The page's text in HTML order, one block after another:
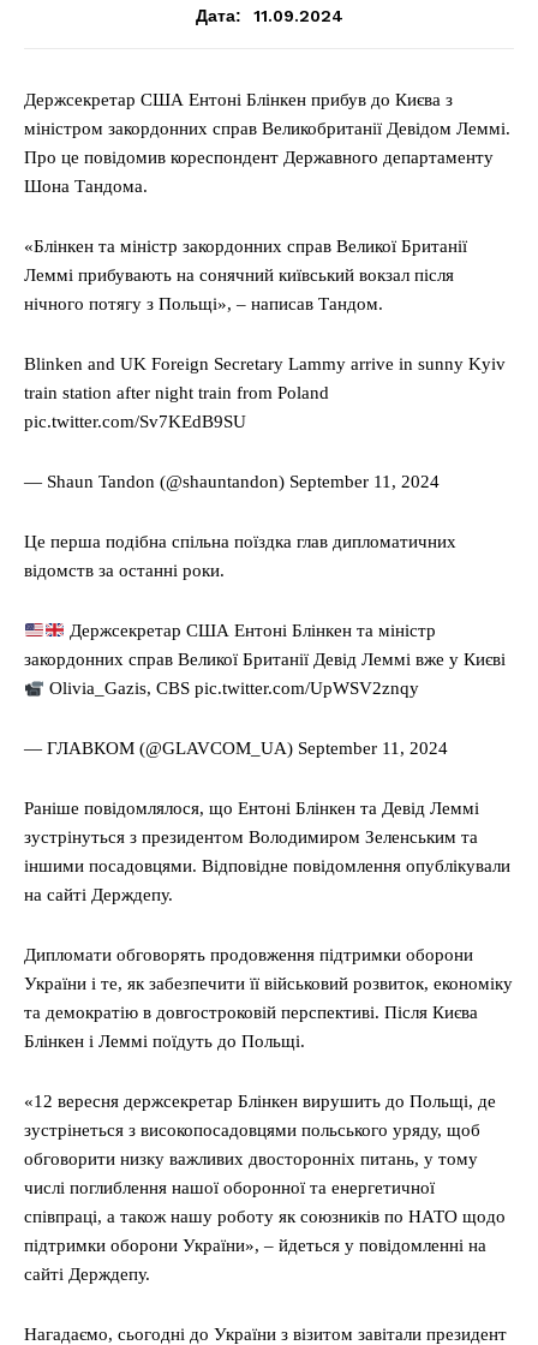
Дата: 11.09.2024
Держсекретар США Ентоні Блінкен прибув до Києва з
міністром закордонних справ Великобританії Девідом Леммі.
Про це повідомив кореспондент Державного департаменту
Шона Тандома.
«Блінкен та міністр закордонних справ Великої Британії
Леммі прибувають на сонячний київський вокзал після
нічного потягу з Польщі», – написав Тандом.
Blinken and UK Foreign Secretary Lammy arrive in sunny Kyiv
train station after night train from Poland
pic.twitter.com/Sv7KEdB9SU
— Shaun Tandon (@shauntandon) September 11, 2024
Це перша подібна спільна поїздка глав дипломатичних
відомств за останні роки.
Держсекретар США Ентоні Блінкен та міністр
закордонних справ Великої Британії Девід Леммі вже у Києві
Olivia_Gazis, СВS pic.twitter.com/UpWSV2znqy
— ГЛАВКОМ (@GLAVCOM_UA) September 11, 2024
Раніше повідомлялося, що Ентоні Блінкен та Девід Леммі
зустрінуться з президентом Володимиром Зеленським та
іншими посадовцями. Відповідне повідомлення опублікували
на сайті Держдепу.
Дипломати обговорять продовження підтримки оборони
України і те, як забезпечити її військовий розвиток, економіку
та демократію в довгостроковій перспективі. Після Києва
Блінкен і Леммі поїдуть до Польщі.
«12 вересня держсекретар Блінкен вирушить до Польщі, де
зустрінеться з високопосадовцями польського уряду, щоб
обговорити низку важливих двосторонніх питань, у тому
числі поглиблення нашої оборонної та енергетичної
співпраці, а також нашу роботу як союзників по НАТО щодо
підтримки оборони України», – йдеться у повідомленні на
сайті Держдепу.
Нагадаємо, сьогодні до України з візитом завітали президент